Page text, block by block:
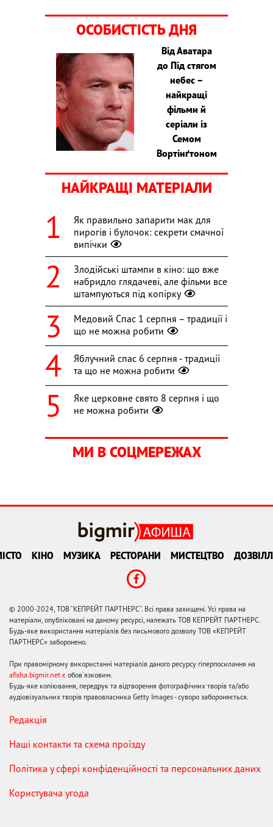
ОСОБИСТІСТЬ ДНЯ
Від Аватара
до Під стягом
небес –
найкращі
фільми й
серіали із
Семом
Вортінґтоном
НАЙКРАЩІ МАТЕРІАЛИ
Як правильно запарити мак для
пирогів і булочок: секрети смачної
випічки
Злодійські штампи в кіно: що вже
набридло глядачеві, але фільми все
штампуються під копірку
Медовий Спас 1 серпня – традиції і
що не можна робити
Яблучний спас 6 серпня - традиції
та що не можна робити
Яке церковне свято 8 серпня і що
не можна робити
МИ В СОЦМЕРЕЖАХ
КІНО МУЗИКА РЕСТОРАНИ МИСТЕЦТВО
© 2000-2024, ТОВ "КЕПРЕЙТ ПАРТНЕРС". Всі права захищені. Усі права на
матеріали, опубліковані на даному ресурсі, належать ТОВ КЕПРЕЙТ ПАРТНЕРС.
Будь-яке використання матеріалів без письмового дозволу ТОВ «КЕПРЕЙТ
ПАРТНЕРС» заборонено.
При правомірному використанні матеріалів даного ресурсу гіперпосилання на
afisha.bigmir.net є обов'язковим.
Будь-яке копіювання, передрук та відтворення фотографічних творів та/або
аудіовізуальних творів правовласника Getty Images - суворо забороняється.
Редакція
Наші контакти та схема проїзду
Політика у сфері конфіденційності та персональних даних
Користувача угода